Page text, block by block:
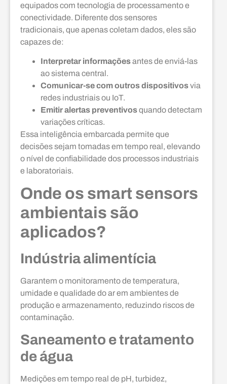
equipados com tecnologia de processamento e
conectividade. Diferente dos sensores
tradicionais, que apenas coletam dados, eles são
capazes de:
Interpretar informaçõesantes de enviá-las
ao sistema central.
Comunicar-se com outros dispositivosvia
redes industriais ou IoT.
Emitir alertas preventivosquando detectam
variações críticas.
Essa inteligência embarcada permite que
decisões sejam tomadas em tempo real, elevando
o nível de confiabilidade dos processos industriais
e laboratoriais.
Onde os smart sensors
ambientais são
aplicados?
Indústria alimentícia
Garantem o monitoramento de temperatura,
umidade e qualidade do ar em ambientes de
produção e armazenamento, reduzindo riscos de
contaminação.
Saneamento e tratamento
de água
Medições em tempo real de pH, turbidez,